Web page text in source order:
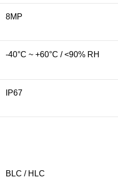
8MP
-40°C ~ +60°C / <90% RH
IP67
BLC / HLC